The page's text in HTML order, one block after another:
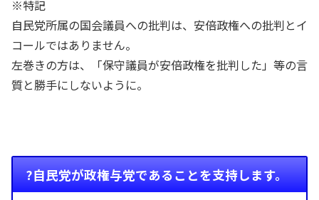
※特記
自民党所属の国会議員への批判は、安倍政権への批判とイ
コールではありません。
左巻きの方は、「保守議員が安倍政権を批判した」等の言
質と勝手にしないように。
?自民党が政権与党であることを支持します。